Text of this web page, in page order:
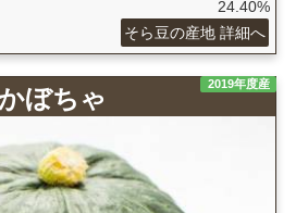
24.40%
そら豆の産地 詳細へ
2019年度産
かぼちゃ